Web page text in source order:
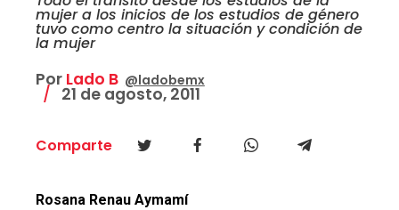
mujer a los inicios de los estudios de género
tuvo como centro la situación y condición de
la mujer
Por Lado B @ladobemx
21 de agosto, 2011
Comparte
Rosana Renau Aymamí